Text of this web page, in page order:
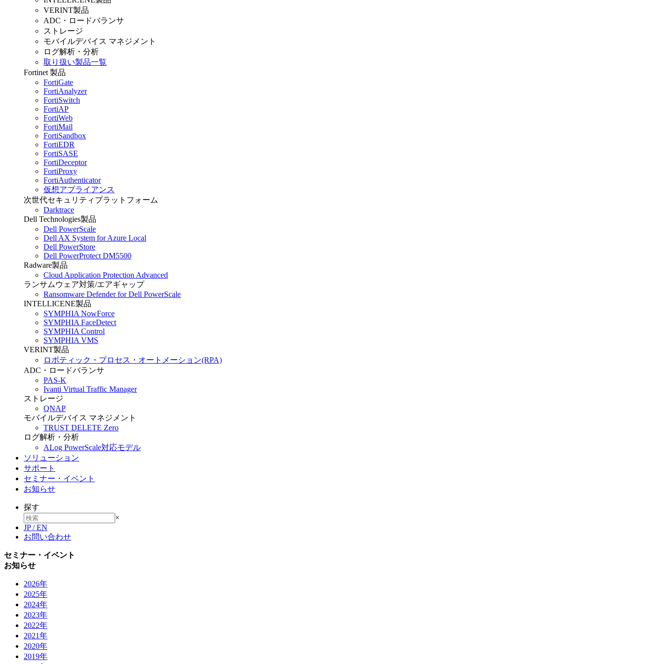
VERINT製品
ADC・ロードバランサ
ストレージ
モバイルデバイス マネジメント
ログ解析・分析
取り扱い製品一覧
Fortinet 製品
FortiGate
FortiAnalyzer
FortiSwitch
FortiAP
FortiWeb
FortiMail
FortiSandbox
FortiEDR
FortiSASE
FortiDeceptor
FortiProxy
FortiAuthenticator
仮想アプライアンス
次世代セキュリティプラットフォーム
Darktrace
Dell Technologies製品
Dell PowerScale
Dell AX System for Azure Local
Dell PowerStore
Dell PowerProtect DM5500
Radware製品
Cloud Application Protection Advanced
ランサムウェア対策/エアギャップ
Ransomware Defender for Dell PowerScale
INTELLICENE製品
SYMPHIA NowForce
SYMPHIA FaceDetect
SYMPHIA Control
SYMPHIA VMS
VERINT製品
ロボティック・プロセス・オートメーション(RPA)
ADC・ロードバランサ
PAS-K
Ivanti Virtual Traffic Manager
ストレージ
QNAP
モバイルデバイス マネジメント
TRUST DELETE Zero
ログ解析・分析
ALog PowerScale対応モデル
ソリューション
サポート
セミナー・イベント
お知らせ
探す
×
JP/EN
お問い合わせ
セミナー・イベント
お知らせ
2026年
2025年
2024年
2023年
2022年
2021年
2020年
2019年